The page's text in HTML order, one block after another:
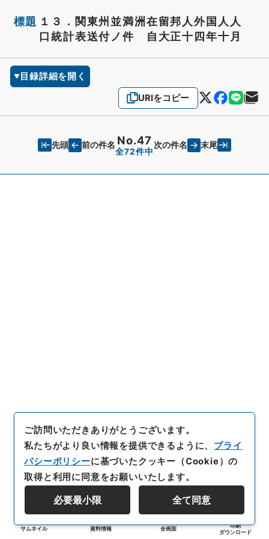
標題 １３．関東州並満洲在留邦人外国人人
口統計表送付ノ件 自大正十四年十月
目録詳細を開く
URIをコピー
先頭 前の件名 No.47
全72件中
次の件名 末尾
サムネイル 資料情報 全画面
印刷
ダウンロード
ご訪問いただきありがとうございます。
私たちがより良い情報を提供できるように、 プライ
バシーポリシーに基づいたクッキー（Cookie）の
取得と利用に同意をお願いいたします。
必要最小限 全て同意